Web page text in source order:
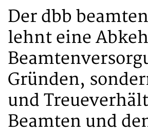
Der dbb
lehnt eine
Gründen,
und
Beamten und